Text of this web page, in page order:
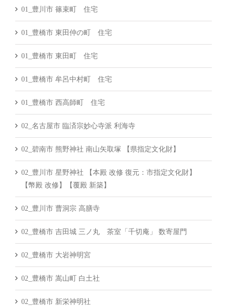
01_豊川市 篠束町 住宅
01_豊橋市 東田仲の町 住宅
01_豊橋市 東田町 住宅
01_豊橋市 牟呂中村町 住宅
01_豊橋市 西高師町 住宅
02_名古屋市 臨済宗妙心寺派 利海寺
02_碧南市 熊野神社 南山矢取塚 【県指定文化財】
02_豊川市 星野神社 【本殿 改修 復元：市指定文化財】
【幣殿 改修】【覆殿 新築】
02_豊川市 曹洞宗 高膳寺
02_豊橋市 吉田城 三ノ丸 茶室「千切庵」 数寄屋門
02_豊橋市 大岩神明宮
02_豊橋市 嵩山町 白土社
02_豊橋市 新栄神明社